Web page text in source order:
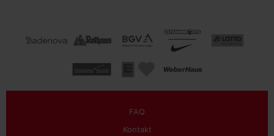
FAQ
Kontakt